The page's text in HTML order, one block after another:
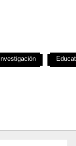
Investigación